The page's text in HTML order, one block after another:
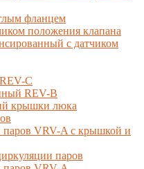
фланцем
положения клапана
с датчиком
C
REV-B
крышки люка
паров VRV-A с крышкой и
паров